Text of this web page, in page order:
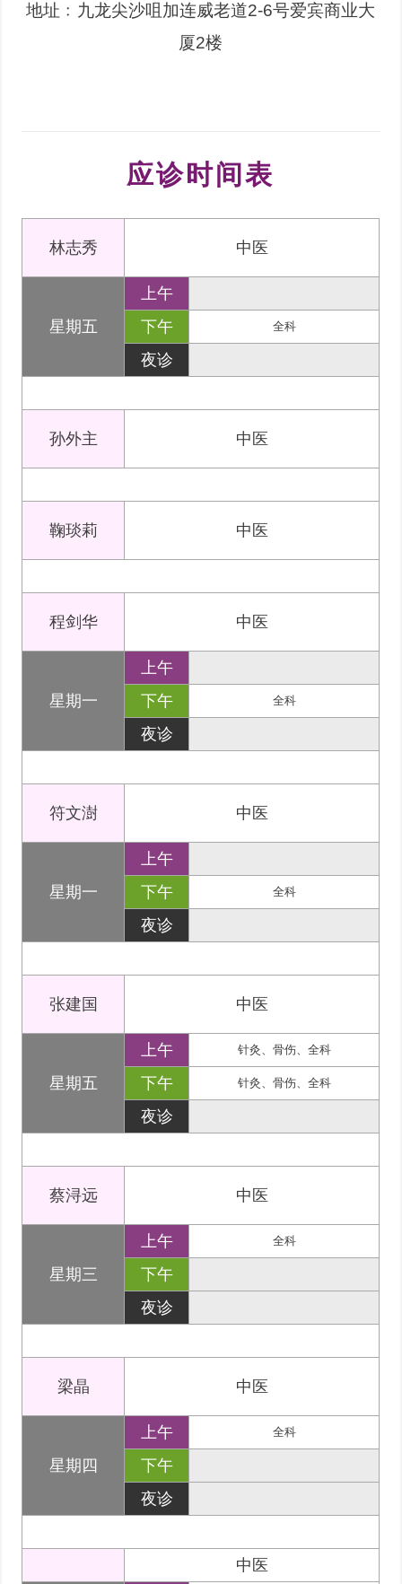
地址﹕九龙尖沙咀加连威老道2-6号爱宾商业大
厦2楼
应诊时间表
林志秀 中医
星期五
上午
下午
全科
夜诊
孙外主 中医
鞠琰莉 中医
程剑华 中医
星期一
上午
下午
全科
夜诊
符文澍 中医
星期一
上午
下午
全科
夜诊
张建国 中医
星期五
上午 针灸、骨伤、全科
下午 针灸、骨伤、全科
夜诊
蔡浔远 中医
星期三
上午 全科
下午
夜诊
梁晶 中医
星期四
上午 全科
下午
夜诊
中医